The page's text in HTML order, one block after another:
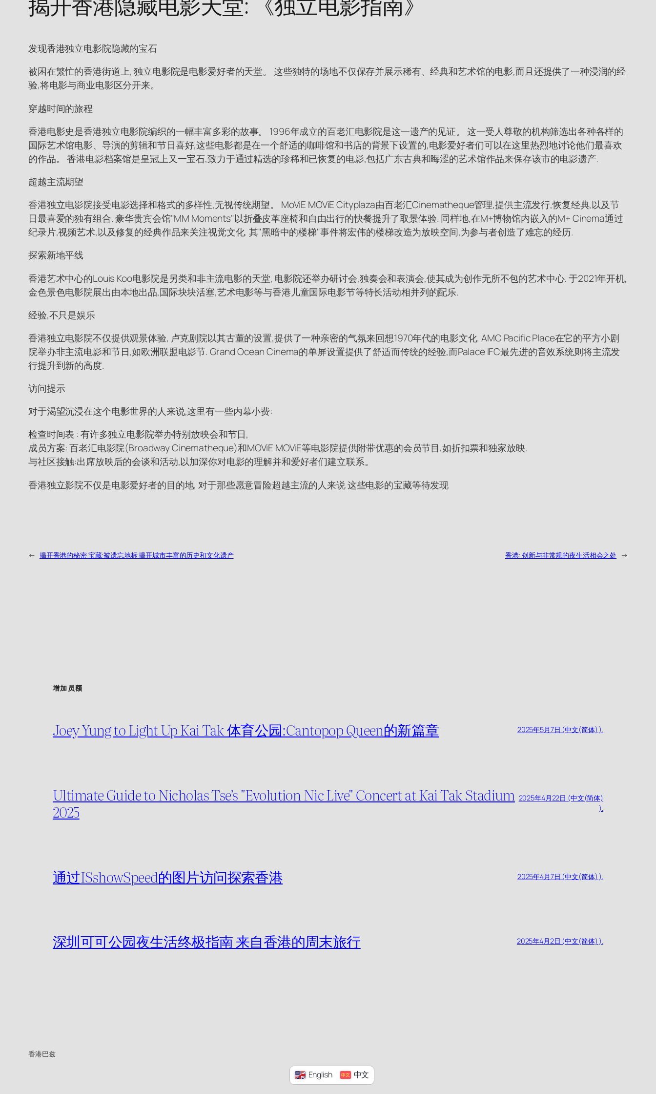
发现香港独立电影院隐藏的宝石
被困在繁忙的香港街道上, 独立电影院是电影爱好者的天堂。 这些独特的场地不仅保存并展示稀有、经典和艺术馆的电影,而且还提供了一种浸润的经
验,将电影与商业电影区分开来。
穿越时间的旅程
香港电影史是香港独立电影院编织的一幅丰富多彩的故事。 1996年成立的百老汇电影院是这一遗产的见证。 这一受人尊敬的机构筛选出各种各样的
国际艺术馆电影、导演的剪辑和节日喜好,这些电影都是在一个舒适的咖啡馆和书店的背景下设置的,电影爱好者们可以在这里热烈地讨论他们最喜欢
的作品。 香港电影档案馆是皇冠上又一宝石,致力于通过精选的珍稀和已恢复的电影,包括广东古典和晦涩的艺术馆作品来保存该市的电影遗产.
超越主流期望
香港独立电影院接受电影选择和格式的多样性,无视传统期望。 MoViE MOViE Cityplaza由百老汇Cinematheque管理,提供主流发行,恢复经典,以及节
日最喜爱的独有组合. 豪华贵宾会馆"MM Moments"以折叠皮革座椅和自由出行的快餐提升了取景体验. 同样地,在M+博物馆内嵌入的M+ Cinema通过
纪录片,视频艺术,以及修复的经典作品来关注视觉文化. 其"黑暗中的楼梯"事件将宏伟的楼梯改造为放映空间,为参与者创造了难忘的经历.
探索新地平线
香港艺术中心的Louis Koo电影院是另类和非主流电影的天堂, 电影院还举办研讨会,独奏会和表演会,使其成为创作无所不包的艺术中心. 于2021年开机,
金色景色电影院展出由本地出品,国际块块活塞,艺术电影等与香港儿童国际电影节等特长活动相并列的配乐.
经验,不只是娱乐
香港独立电影院不仅提供观景体验, 卢克剧院以其古董的设置,提供了一种亲密的气氛来回想1970年代的电影文化. AMC Pacific Place在它的平方小剧
院举办非主流电影和节日,如欧洲联盟电影节. Grand Ocean Cinema的单屏设置提供了舒适而传统的经验,而Palace IFC最先进的音效系统则将主流发
行提升到新的高度.
访问提示
对于渴望沉浸在这个电影世界的人来说,这里有一些内幕小费:
检查时间表 : 有许多独立电影院举办特别放映会和节日,
成员方案: 百老汇电影院(Broadway Cinematheque)和MOViE MOViE等电影院提供附带优惠的会员节目,如折扣票和独家放映.
与社区接触:出席放映后的会谈和活动,以加深你对电影的理解并和爱好者们建立联系。
香港独立影院不仅是电影爱好者的目的地, 对于那些愿意冒险超越主流的人来说 这些电影的宝藏等待发现
← 揭开香港的秘密 宝藏:被遗忘地标 揭开城市丰富的历史和文化遗产 香港: 创新与非常规的夜生活相会之处 →
增加员额
Joey Yung to Light Up Kai Tak 体育公园:Cantopop Queen的新篇章 2025年5月7日 (中文(简体) ).
Ultimate Guide to Nicholas Tse’s "Evolution Nic Live" Concert at Kai Tak Stadium
2025
2025年4月22日 (中文(简体)
).
通过ISshowSpeed的图片访问探索香港 2025年4月7日 (中文(简体) ).
深圳可可公园夜生活终极指南 来自香港的周末旅行 2025年4月2日 (中文(简体) ).
香港巴兹
English 中文